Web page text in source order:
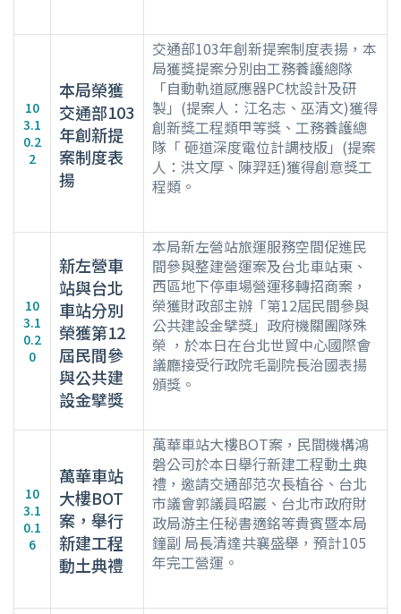
10
3.1
0.2
2
本局榮獲
交通部103
年創新提
案制度表
揚
交通部103年創新提案制度表揚，本
局獲獎提案分別由工務養護總隊
「自動軌道感應器PC枕設計及研
製」(提案人：江名志、巫清文)獲得
創新獎工程類甲等獎、工務養護總
隊「 砸道深度電位計調枝版」(提案
人：洪文厚、陳羿廷)獲得創意獎工
程類。
10
3.1
0.2
0
新左營車
站與台北
車站分別
榮獲第12
屆民間參
與公共建
設金擘獎
本局新左營站旅運服務空間促進民
間參與整建營運案及台北車站東、
西區地下停車場營運移轉招商案，
榮獲財政部主辦「第12屆民間參與
公共建設金擘獎」政府機關團隊殊
榮 ，於本日在台北世貿中心國際會
議廳接受行政院毛副院長治國表揚
頒獎。
10
3.1
0.1
6
萬華車站
大樓BOT
案，舉行
新建工程
動土典禮
萬華車站大樓BOT案，民間機構鴻
磐公司於本日舉行新建工程動土典
禮，邀請交通部范次長植谷、台北
市議會郭議員昭巖、台北市政府財
政局游主任秘書適銘等貴賓暨本局
鐘副 局長清達共襄盛舉，預計105
年完工營運。